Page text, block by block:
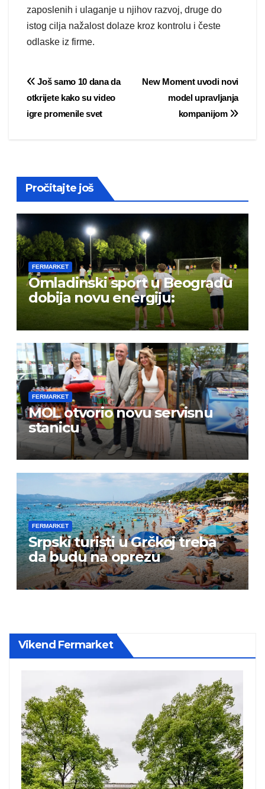
zaposlenih i ulaganje u njihov razvoj, druge do
istog cilja nažalost dolaze kroz kontrolu i česte
odlaske iz firme.
Post
navigation
New Moment uvodi novi
model upravljanja
kompanijom
Još samo 10 dana da
otkrijete kako su video
igre promenile svet
Pročitajte još
FERMARKET
Omladinski sport u Beogradu
dobija novu energiju:
FERMARKET
MOL otvorio novu servisnu
stanicu
FERMARKET
Srpski turisti u Grčkoj treba
da budu na oprezu
Vikend Fermarket